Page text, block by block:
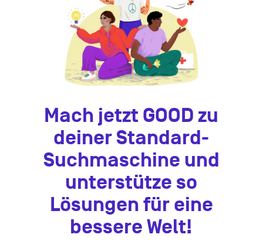
Mach jetzt GOOD zu
deiner Standard-
Suchmaschine und
unterstütze so
Lösungen für eine
bessere Welt!